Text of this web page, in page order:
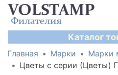
Каталог
Главная Марки Марки
Цветы с серии (Цветы)